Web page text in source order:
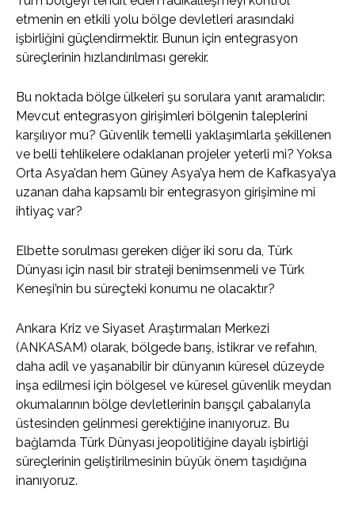
etmenin en etkili yolu bölge devletleri arasındaki
işbirliğini güçlendirmektir. Bunun için entegrasyon
süreçlerinin hızlandırılması gerekir.
Bu noktada bölge ülkeleri şu sorulara yanıt aramalıdır:
Mevcut entegrasyon girişimleri bölgenin taleplerini
karşılıyor mu? Güvenlik temelli yaklaşımlarla şekillenen
ve belli tehlikelere odaklanan projeler yeterli mi? Yoksa
Orta Asya’dan hem Güney Asya’ya hem de Kafkasya’ya
uzanan daha kapsamlı bir entegrasyon girişimine mi
ihtiyaç var?
Elbette sorulması gereken diğer iki soru da, Türk
Dünyası için nasıl bir strateji benimsenmeli ve Türk
Keneşi’nin bu süreçteki konumu ne olacaktır?
Ankara Kriz ve Siyaset Araştırmaları Merkezi
(ANKASAM) olarak, bölgede barış, istikrar ve refahın,
daha adil ve yaşanabilir bir dünyanın küresel düzeyde
inşa edilmesi için bölgesel ve küresel güvenlik meydan
okumalarının bölge devletlerinin barışçıl çabalarıyla
üstesinden gelinmesi gerektiğine inanıyoruz. Bu
bağlamda Türk Dünyası jeopolitiğine dayalı işbirliği
süreçlerinin geliştirilmesinin büyük önem taşıdığına
inanıyoruz.